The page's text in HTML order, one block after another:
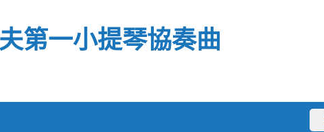
第一小提琴協奏曲